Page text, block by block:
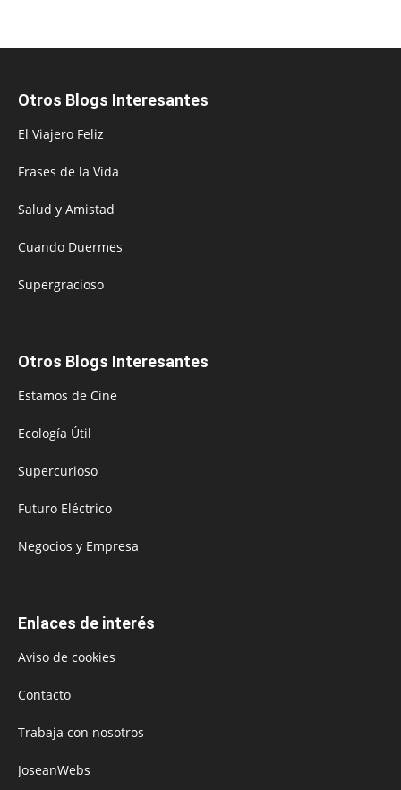
Otros Blogs Interesantes
El Viajero Feliz
Frases de la Vida
Salud y Amistad
Cuando Duermes
Supergracioso
Otros Blogs Interesantes
Estamos de Cine
Ecología Útil
Supercurioso
Futuro Eléctrico
Negocios y Empresa
Enlaces de interés
Aviso de cookies
Contacto
Trabaja con nosotros
JoseanWebs